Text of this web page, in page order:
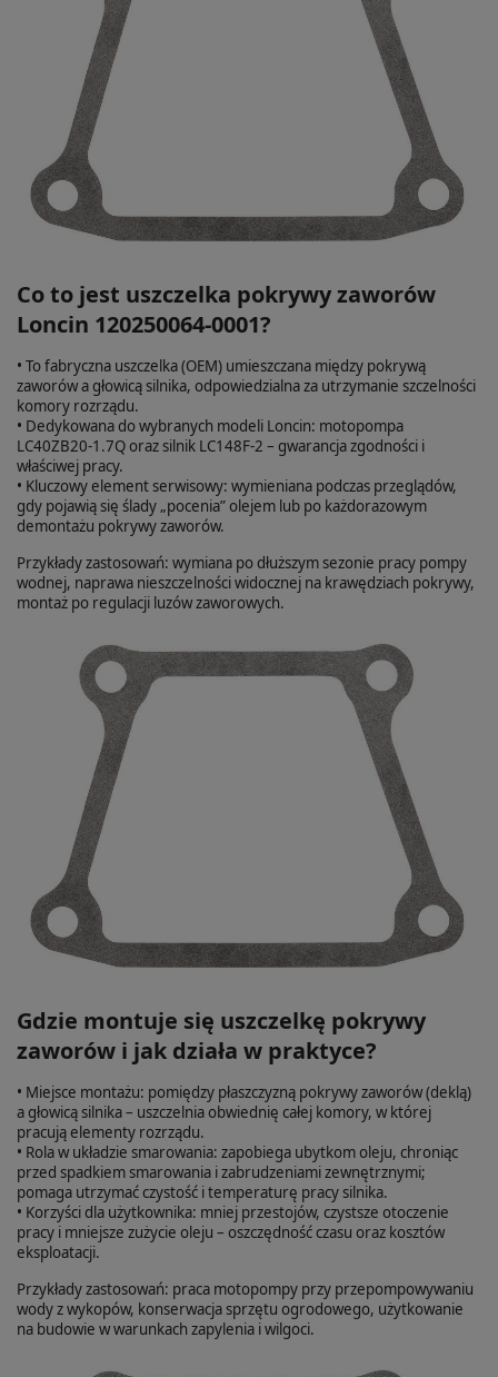
Co to jest uszczelka pokrywy zaworów
Loncin 120250064-0001?
• To fabryczna uszczelka (OEM) umieszczana między pokrywą
zaworów a głowicą silnika, odpowiedzialna za utrzymanie szczelności
komory rozrządu.
• Dedykowana do wybranych modeli Loncin: motopompa
LC40ZB20-1.7Q oraz silnik LC148F-2 – gwarancja zgodności i
właściwej pracy.
• Kluczowy element serwisowy: wymieniana podczas przeglądów,
gdy pojawią się ślady „pocenia” olejem lub po każdorazowym
demontażu pokrywy zaworów.
Przykłady zastosowań: wymiana po dłuższym sezonie pracy pompy
wodnej, naprawa nieszczelności widocznej na krawędziach pokrywy,
montaż po regulacji luzów zaworowych.
Gdzie montuje się uszczelkę pokrywy
zaworów i jak działa w praktyce?
• Miejsce montażu: pomiędzy płaszczyzną pokrywy zaworów (deklą)
a głowicą silnika – uszczelnia obwiednię całej komory, w której
pracują elementy rozrządu.
• Rola w układzie smarowania: zapobiega ubytkom oleju, chroniąc
przed spadkiem smarowania i zabrudzeniami zewnętrznymi;
pomaga utrzymać czystość i temperaturę pracy silnika.
• Korzyści dla użytkownika: mniej przestojów, czystsze otoczenie
pracy i mniejsze zużycie oleju – oszczędność czasu oraz kosztów
eksploatacji.
Przykłady zastosowań: praca motopompy przy przepompowywaniu
wody z wykopów, konserwacja sprzętu ogrodowego, użytkowanie
na budowie w warunkach zapylenia i wilgoci.